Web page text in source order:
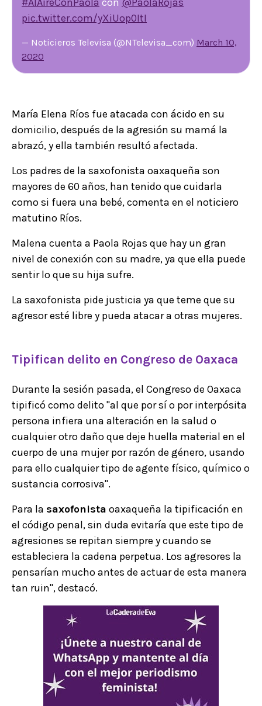
pic.twitter.com/yXiUop0ItI
— Noticieros Televisa (@NTelevisa_com) March 10,
2020
María Elena Ríos fue atacada con ácido en su
domicilio, después de la agresión su mamá la
abrazó, y ella también resultó afectada.
Los padres de la saxofonista oaxaqueña son
mayores de 60 años, han tenido que cuidarla
como si fuera una bebé, comenta en el noticiero
matutino Ríos.
Malena cuenta a Paola Rojas que hay un gran
nivel de conexión con su madre, ya que ella puede
sentir lo que su hija sufre.
La saxofonista pide justicia ya que teme que su
agresor esté libre y pueda atacar a otras mujeres.
Tipifican delito en Congreso de Oaxaca
Durante la sesión pasada, el Congreso de Oaxaca
tipificó como delito "al que por sí o por interpósita
persona infiera una alteración en la salud o
cualquier otro daño que deje huella material en el
cuerpo de una mujer por razón de género, usando
para ello cualquier tipo de agente físico, químico o
sustancia corrosiva".
Para la saxofonista oaxaqueña la tipificación en
el código penal, sin duda evitaría que este tipo de
agresiones se repitan siempre y cuando se
estableciera la cadena perpetua. Los agresores la
pensarían mucho antes de actuar de esta manera
tan ruin", destacó.